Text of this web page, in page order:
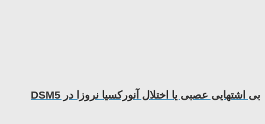
بی اشتهایی عصبی یا اختلال آنورکسیا نروزا در DSM5